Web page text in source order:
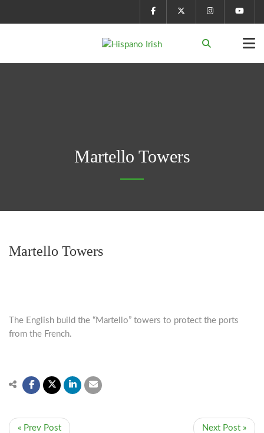
Martello Towers
Martello Towers
The English build the “Martello” towers to protect the ports
from the French.
« Prev Post Next Post »